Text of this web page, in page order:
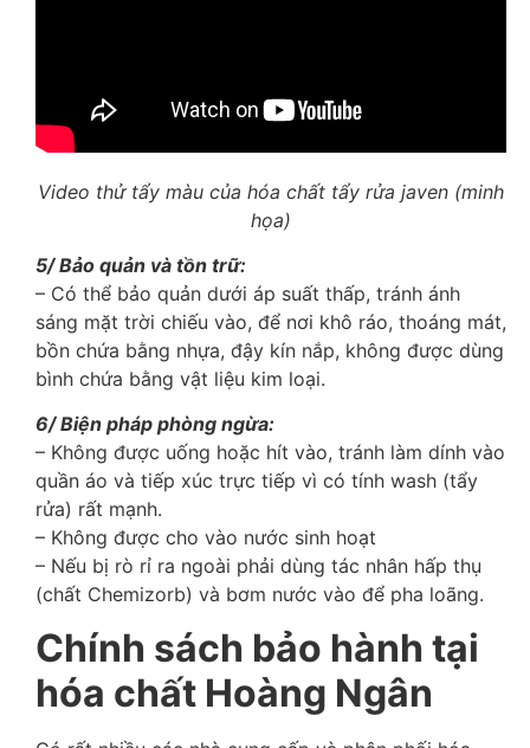
Video thử tẩy màu của hóa chất tẩy rửa javen (minh
họa)
5/ Bảo quản và tồn trữ:
– Có thể bảo quản dưới áp suất thấp, tránh ánh
sáng mặt trời chiếu vào, để nơi khô ráo, thoáng mát,
bồn chứa bằng nhựa, đậy kín nắp, không được dùng
bình chứa bằng vật liệu kim loại.
6/ Biện pháp phòng ngừa:
– Không được uống hoặc hít vào, tránh làm dính vào
quần áo và tiếp xúc trực tiếp vì có tính wash (tẩy
rửa) rất mạnh.
– Không được cho vào nước sinh hoạt
– Nếu bị rò rỉ ra ngoài phải dùng tác nhân hấp thụ
(chất Chemizorb) và bơm nước vào để pha loãng.
Chính sách bảo hành tại
hóa chất Hoàng Ngân